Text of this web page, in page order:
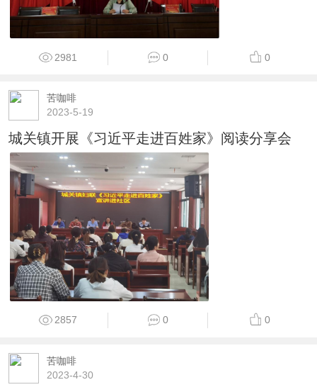
2981 0 0
苦咖啡
2023-5-19
城关镇开展《习近平走进百姓家》阅读分享会
2857 0 0
苦咖啡
2023-4-30